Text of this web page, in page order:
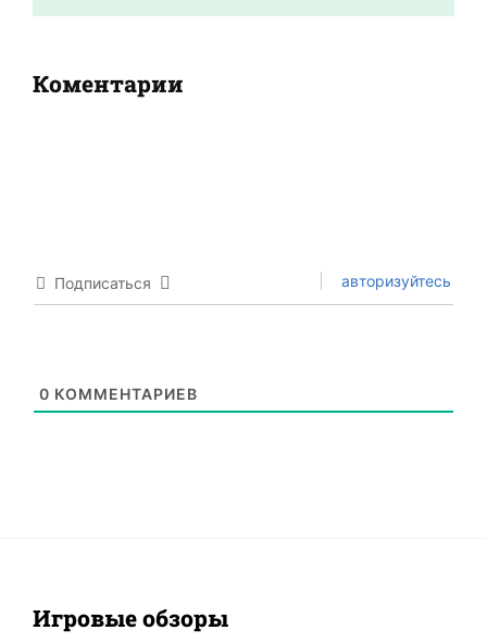
Коментарии
Подписаться авторизуйтесь
0 КОММЕНТАРИЕВ
Игровые обзоры
ALL BANNERLORD
DIABLO 2: RESURRECTED